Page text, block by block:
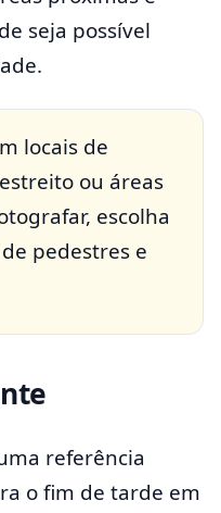
seja possível
locais de
ou áreas
escolha
pedestres e
referência
o fim de tarde em